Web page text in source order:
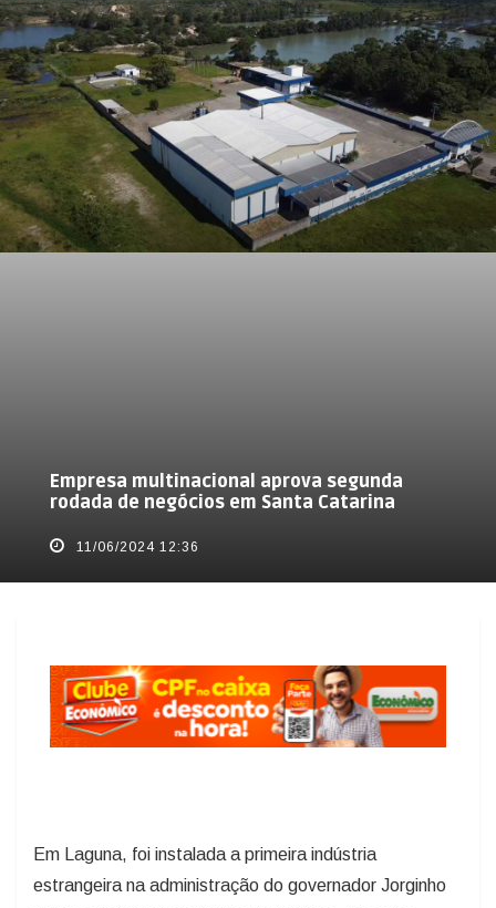
Empresa multinacional aprova segunda
rodada de negócios em Santa Catarina
11/06/2024 12:36
Em Laguna, foi instalada a primeira indústria
estrangeira na administração do governador Jorginho